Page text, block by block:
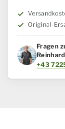
Menge
Original-
Fragen
+43